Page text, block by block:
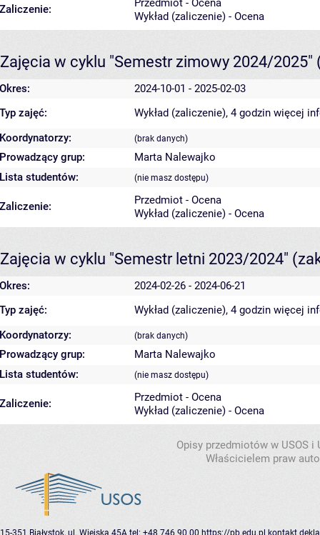
Zaliczenie:
Przedmiot - Ocena
Wykład (zaliczenie) - Ocena
Zajęcia w cyklu "Semestr zimowy 2024/2025"
Okres:
2024-10-01 - 2025-02-03
Typ zajęć:
Wykład (zaliczenie), 4 godzin więcej
Koordynatorzy:
(brak danych)
Prowadzący grup:
Marta Nalewajko
Lista studentów:
(nie masz dostępu)
Zaliczenie:
Przedmiot - Ocena
Wykład (zaliczenie) - Ocena
Zajęcia w cyklu "Semestr letni 2023/2024"
Okres:
2024-02-26 - 2024-06-21
Typ zajęć:
Wykład (zaliczenie), 4 godzin więcej
Koordynatorzy:
(brak danych)
Prowadzący grup:
Marta Nalewajko
Lista studentów:
(nie masz dostępu)
Zaliczenie:
Przedmiot - Ocena
Wykład (zaliczenie) - Ocena
Opisy przedmiotów w USOS
Właścicielem praw
15-351 Białystok, ul. Wiejska 45A tel: +48 746 90 00 https://pb.edu.pl kontakt